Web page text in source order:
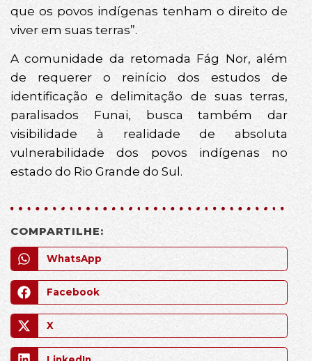
que os povos indígenas tenham o direito de
viver em suas terras”.
A comunidade da retomada Fág Nor, além
de requerer o reinício dos estudos de
identificação e delimitação de suas terras,
paralisados Funai, busca também dar
visibilidade à realidade de absoluta
vulnerabilidade dos povos indígenas no
estado do Rio Grande do Sul.
COMPARTILHE:
WhatsApp
Facebook
X